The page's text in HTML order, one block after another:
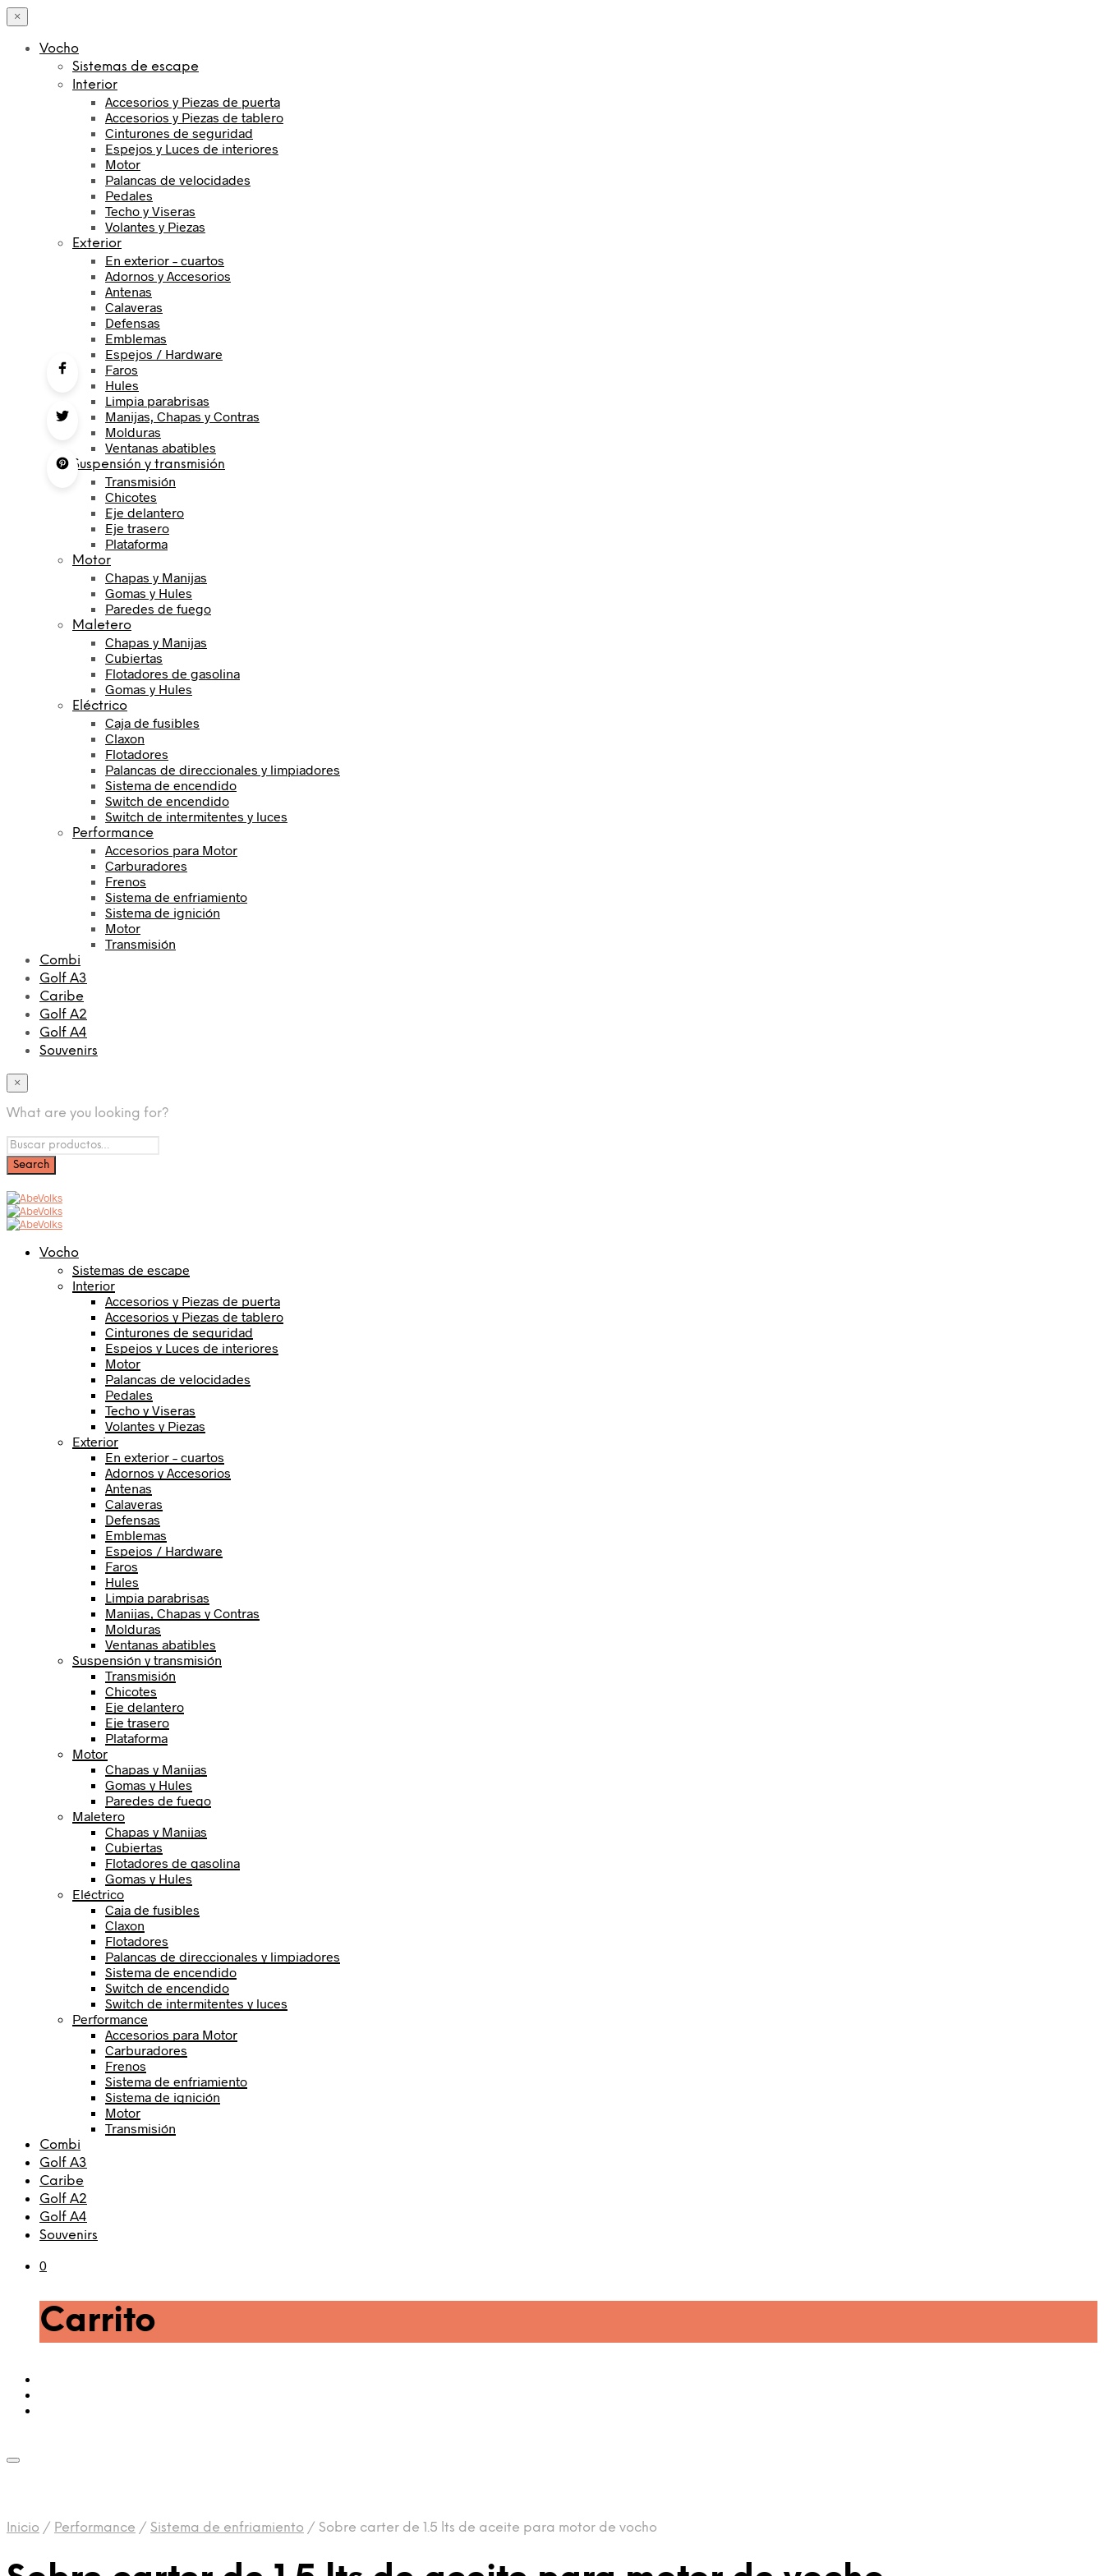
×
Vocho
Sistemas de escape
Interior
Accesorios y Piezas de puerta
Accesorios y Piezas de tablero
Cinturones de seguridad
Espejos y Luces de interiores
Motor
Palancas de velocidades
Pedales
Techo y Viseras
Volantes y Piezas
Exterior
En exterior – cuartos
Adornos y Accesorios
Antenas
Calaveras
Defensas
Emblemas
Espejos / Hardware
Faros
Hules
Limpia parabrisas
Manijas, Chapas y Contras
Molduras
Ventanas abatibles
Suspensión y transmisión
Transmisión
Chicotes
Eje delantero
Eje trasero
Plataforma
Motor
Chapas y Manijas
Gomas y Hules
Paredes de fuego
Maletero
Chapas y Manijas
Cubiertas
Flotadores de gasolina
Gomas y Hules
Eléctrico
Caja de fusibles
Claxon
Flotadores
Palancas de direccionales y limpiadores
Sistema de encendido
Switch de encendido
Switch de intermitentes y luces
Performance
Accesorios para Motor
Carburadores
Frenos
Sistema de enfriamiento
Sistema de ignición
Motor
Transmisión
Combi
Golf A3
Caribe
Golf A2
Golf A4
Souvenirs
×
What are you looking for?
Vocho
Sistemas de escape
Interior
Accesorios y Piezas de puerta
Accesorios y Piezas de tablero
Cinturones de seguridad
Espejos y Luces de interiores
Motor
Palancas de velocidades
Pedales
Techo y Viseras
Volantes y Piezas
Exterior
En exterior – cuartos
Adornos y Accesorios
Antenas
Calaveras
Defensas
Emblemas
Espejos / Hardware
Faros
Hules
Limpia parabrisas
Manijas, Chapas y Contras
Molduras
Ventanas abatibles
Suspensión y transmisión
Transmisión
Chicotes
Eje delantero
Eje trasero
Plataforma
Motor
Chapas y Manijas
Gomas y Hules
Paredes de fuego
Maletero
Chapas y Manijas
Cubiertas
Flotadores de gasolina
Gomas y Hules
Eléctrico
Caja de fusibles
Claxon
Flotadores
Palancas de direccionales y limpiadores
Sistema de encendido
Switch de encendido
Switch de intermitentes y luces
Performance
Accesorios para Motor
Carburadores
Frenos
Sistema de enfriamiento
Sistema de ignición
Motor
Transmisión
Combi
Golf A3
Caribe
Golf A2
Golf A4
Souvenirs
0
Carrito
Inicio / Performance / Sistema de enfriamiento / Sobre carter de 1.5 lts de aceite para motor de vocho